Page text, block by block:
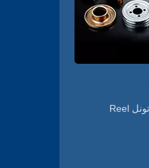
قطع قفل باب ميكروتونل Reel